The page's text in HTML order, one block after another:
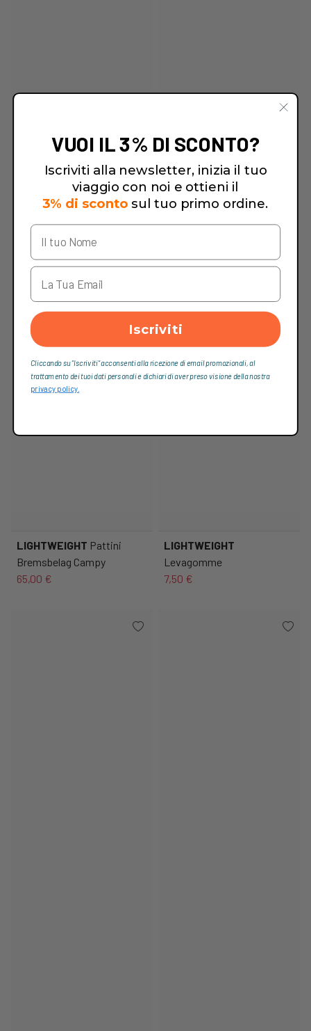
LIGHTWEIGHT Pattini
Bremsbelag Campy
65,00 €
LIGHTWEIGHT
Levagomme
7,50 €
VUOI IL 3% DI SCONTO?
Iscriviti alla newsletter, inizia il tuo
viaggio con noi e ottieni il
3% di sconto sul tuo primo ordine.
Iscriviti
Cliccando su “Iscriviti“ acconsenti alla ricezione di email promozionali, al
trattamento dei tuoi dati personali e dichiari di aver preso visione della nostra
privacy policy.